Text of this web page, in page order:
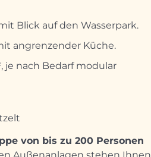
Blick auf den Wasserpark.
angrenzender Küche.
je nach Bedarf modular
von bis zu 200 Personen